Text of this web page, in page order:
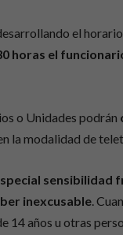
el
horas el
o Unidades podrán
la modalidad de
sensibilidad
inexcusable.
14 años u otras